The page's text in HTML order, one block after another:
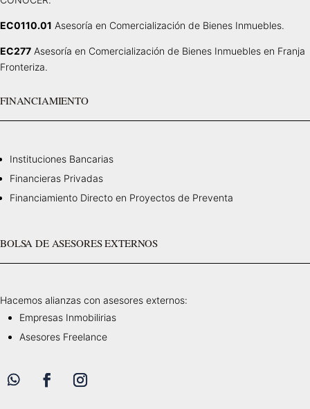
EC0110.01 Asesoría en Comercialización de Bienes Inmuebles.
EC277 Asesoría en Comercialización de Bienes Inmuebles en Franja
Fronteriza.
FINANCIAMIENTO
Instituciones Bancarias
Financieras Privadas
Financiamiento Directo en Proyectos de Preventa
BOLSA DE ASESORES EXTERNOS
Hacemos alianzas con asesores externos:
Empresas Inmobilirias
Asesores Freelance